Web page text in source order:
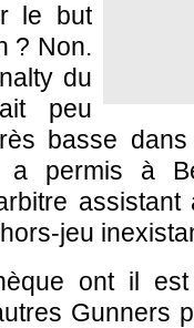
le but
? Non.
du
peu
basse
a permis à
jeu
ont il
Gunners